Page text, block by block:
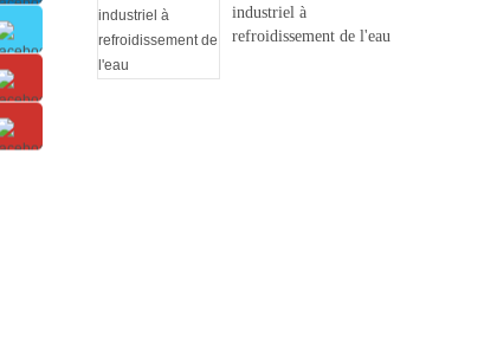
industriel à
refroidissement de l'eau